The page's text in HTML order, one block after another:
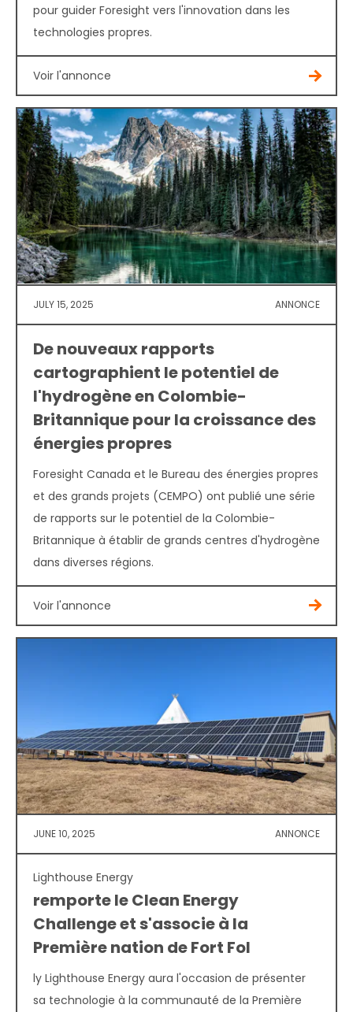
pour guider Foresight vers l'innovation dans les
technologies propres.
Voir l'annonce
JULY 15, 2025 ANNONCE
De nouveaux rapports
cartographient le potentiel de
l'hydrogène en Colombie-
Britannique pour la croissance des
énergies propres
Foresight Canada et le Bureau des énergies propres
et des grands projets (CEMPO) ont publié une série
de rapports sur le potentiel de la Colombie-
Britannique à établir de grands centres d'hydrogène
dans diverses régions.
Voir l'annonce
JUNE 10, 2025 ANNONCE
Lighthouse Energy
remporte le Clean Energy
Challenge et s'associe à la
Première nation de Fort Fol
ly Lighthouse Energy aura l'occasion de présenter
sa technologie à la communauté de la Première